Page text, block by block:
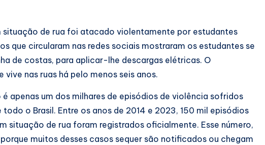
situação de rua foi atacado violentamente por estudantes
que circularam nas redes sociais mostraram os estudantes se
de costas, para aplicar-lhe descargas elétricas. O
vive nas ruas há pelo menos seis anos.
apenas um dos milhares de episódios de violência sofridos
o Brasil. Entre os anos de 2014 e 2023, 150 mil episódios
situação de rua foram registrados oficialmente. Esse número,
muitos desses casos sequer são notificados ou chegam